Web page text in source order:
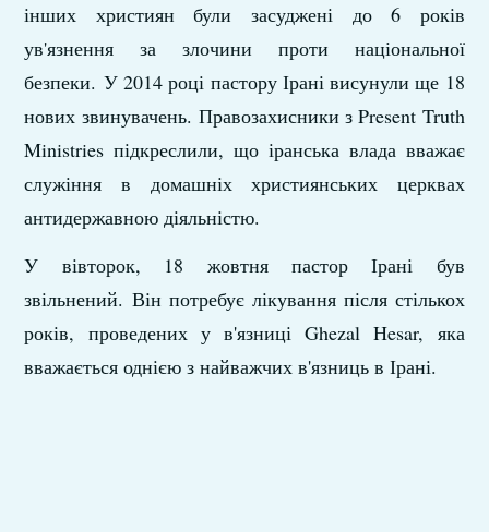
інших християн були засуджені до 6 років
ув'язнення за злочини проти національної
безпеки. У 2014 році пастору Ірані висунули ще 18
нових звинувачень. Правозахисники з Present Truth
Ministries підкреслили, що іранська влада вважає
служіння в домашніх християнських церквах
антидержавною діяльністю.
У вівторок, 18 жовтня пастор Ірані був
звільнений. Він потребує лікування після стількох
років, проведених у в'язниці Ghezal Hesar, яка
вважається однією з найважчих в'язниць в Ірані.